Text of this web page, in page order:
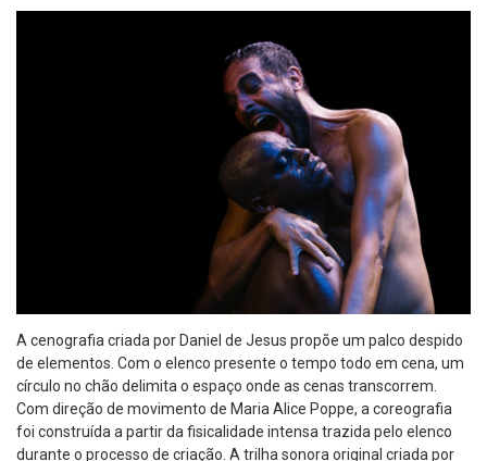
A cenografia criada por Daniel de Jesus propõe um palco despido
de elementos. Com o elenco presente o tempo todo em cena, um
círculo no chão delimita o espaço onde as cenas transcorrem.
Com direção de movimento de Maria Alice Poppe, a coreografia
foi construída a partir da fisicalidade intensa trazida pelo elenco
durante o processo de criação. A trilha sonora original criada por